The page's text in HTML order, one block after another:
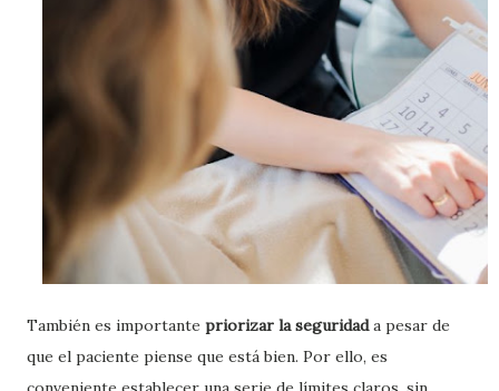
También es importante priorizar la seguridada pesar de
que el paciente piense que está bien. Por ello, es